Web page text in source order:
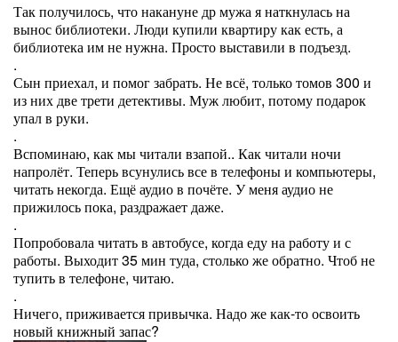
Так получилось, что накануне др мужа я наткнулась на
вынос библиотеки. Люди купили квартиру как есть, а
библиотека им не нужна. Просто выставили в подъезд.
.
Сын приехал, и помог забрать. Не всё, только томов 300 и
из них две трети детективы. Муж любит, потому подарок
упал в руки.
.
Вспоминаю, как мы читали взапой.. Как читали ночи
напролёт. Теперь всунулись все в телефоны и компьютеры,
читать некогда. Ещё аудио в почёте. У меня аудио не
прижилось пока, раздражает даже.
.
Попробовала читать в автобусе, когда еду на работу и с
работы. Выходит 35 мин туда, столько же обратно. Чтоб не
тупить в телефоне, читаю.
.
Ничего, приживается привычка. Надо же как-то освоить
новый книжный запас?